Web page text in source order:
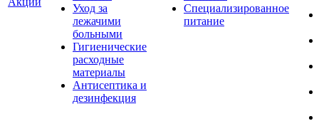
Уход за
лежачими
больными
Гигиенические
расходные
материалы
Антисептика и
дезинфекция
Специализированное
питание